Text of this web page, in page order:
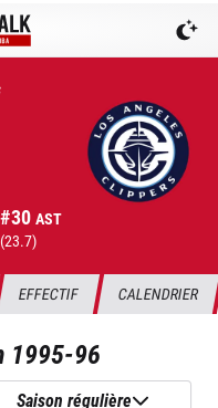
#30 AST
(23.7)
EFFECTIF CALENDRIER
1995-96
Saison régulière